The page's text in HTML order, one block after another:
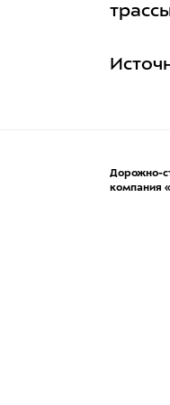
Дорожно-
компания